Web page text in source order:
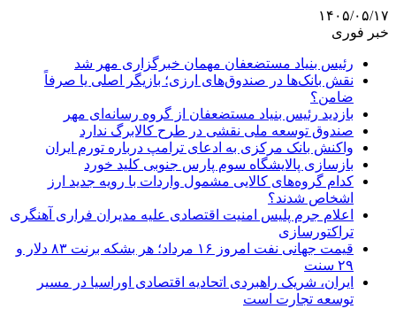
۱۴۰۵/۰۵/۱۷
خبر فوری
رئیس بنیاد مستضعفان مهمان خبرگزاری مهر شد
نقش بانک‌ها در صندوق‌های ارزی؛ بازیگر اصلی یا صرفاً
ضامن؟
بازدید رئیس بنیاد مستضعفان از گروه رسانه‌ای مهر
صندوق توسعه ملی نقشی در طرح کالابرگ ندارد
واکنش بانک مرکزی به ادعای ترامپ درباره تورم ایران
بازسازی پالایشگاه سوم پارس جنوبی کلید خورد
کدام گروه‌های کالایی مشمول واردات با رویه جدید ارز
اشخاص شدند؟
اعلام جرم پلیس امنیت اقتصادی علیه مدیران فراری آهنگری
تراکتورسازی
قیمت جهانی نفت امروز ۱۶ مرداد؛ هر بشکه برنت ۸۳ دلار و
۲۹ سنت
ایران، شریک راهبردی اتحادیه اقتصادی اوراسیا در مسیر
توسعه تجارت است